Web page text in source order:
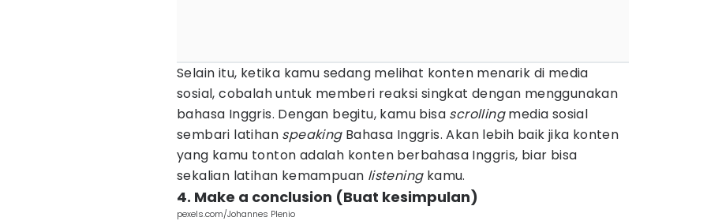
Selain itu, ketika kamu sedang melihat konten menarik di media
sosial, cobalah untuk memberi reaksi singkat dengan menggunakan
bahasa Inggris. Dengan begitu, kamu bisa scrollingmedia sosial
sembari latihan speakingBahasa Inggris. Akan lebih baik jika konten
yang kamu tonton adalah konten berbahasa Inggris, biar bisa
sekalian latihan kemampuan listeningkamu.
4. Make a conclusion (Buat kesimpulan)
pexels.com/Johannes Plenio